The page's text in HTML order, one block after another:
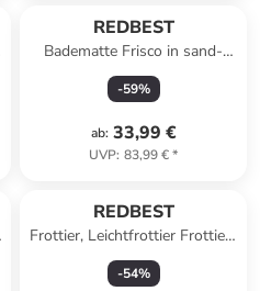
REDBEST
Badematte Frisco in sand-
natur
-59%
ab: 33,99 €
UVP: 83,99 €*
REDBEST
Frottier, Leichtfrottier Frottier-
Set 14-teilig Oceanside in
petrol
-54%